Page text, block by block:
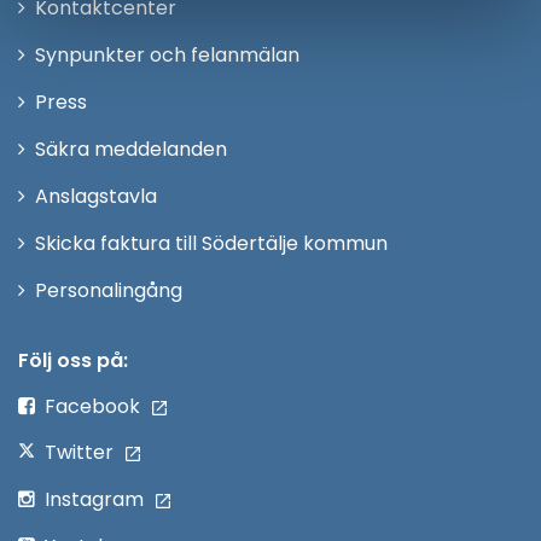
Kontaktcenter
Synpunkter och felanmälan
Press
fönster
Säkra meddelanden
Anslagstavla
Skicka faktura till Södertälje kommun
PersonalingångÖppna
Följ oss på:
Facebook
Twitter
Instagram